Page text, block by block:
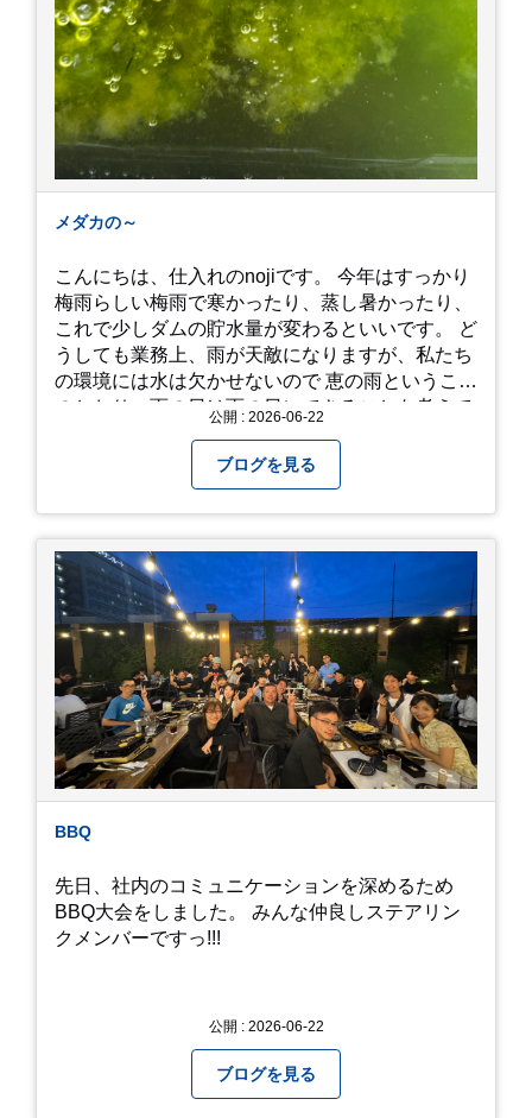
メダカの～
こんにちは、仕入れのnojiです。 今年はすっかり
梅雨らしい梅雨で寒かったり、蒸し暑かったり、
これで少しダムの貯水量が変わるといいです。 ど
うしても業務上、雨が天敵になりますが、私たち
の環境には水は欠かせないので 恵の雨というこば
のとおり、雨の日は雨の日にできることを考えて
になってしまいましたが、お家には代々10年以上
続く ヒメダカがいますが、そのメダカの池にはト
ンボが卵を産んで、ヤゴがいたり、変な虫が いた
りします。ヤゴはメダカを食べてしまうのでほん
とは別にしたいのですが、トンボに かえるところ
が見たくて飼ってみました。 が、途中までかえり
そうでしたが、だめなようでした。 秋にはたくさ
んのトンボが飛んでいますが、自然の中で成虫に
かえるというのは厳しいんだなと 実感しました。
私たち、生かされている以上、一所懸命何かをし
ないともったいないなと メダカのお池のトンボか
ら教えていただきました。
公開 : 2026-06-22
ブログを見る
BBQ
先日、社内のコミュニケーションを深めるため
BBQ大会をしました。 みんな仲良しステアリン
クメンバーですっ!!!
公開 : 2026-06-22
ブログを見る